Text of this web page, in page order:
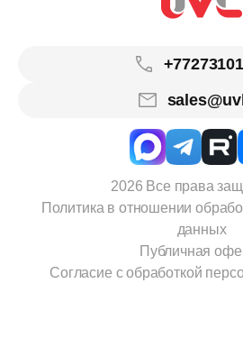
2026 Все права
Политика в отношении
данных
Публичная
Согласие с обработкой